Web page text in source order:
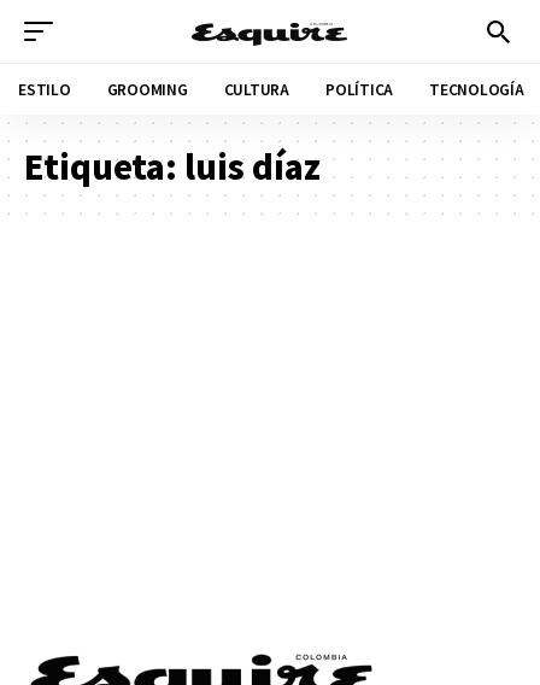
ESTILO GROOMING CULTURA POLÍTICA TECNOLOGÍA
Etiqueta: luis díaz